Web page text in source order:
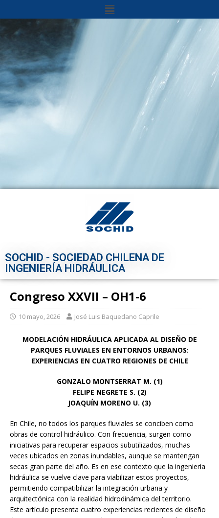
SOCHID - SOCIEDAD CHILENA DE
INGENIERÍA HIDRÁULICA
Congreso XXVII – OH1-6
10 mayo, 2026 José Luis Baquedano Caprile
MODELACIÓN HIDRÁULICA APLICADA AL DISEÑO DE
PARQUES FLUVIALES EN ENTORNOS URBANOS:
EXPERIENCIAS EN CUATRO REGIONES DE CHILE
GONZALO MONTSERRAT M. (1)
FELIPE NEGRETE S. (2)
JOAQUÍN MORENO U. (3)
En Chile, no todos los parques fluviales se conciben como
obras de control hidráulico. Con frecuencia, surgen como
iniciativas para recuperar espacios subutilizados, muchas
veces ubicados en zonas inundables, aunque se mantengan
secas gran parte del año. Es en ese contexto que la ingeniería
hidráulica se vuelve clave para viabilizar estos proyectos,
permitiendo compatibilizar la integración urbana y
arquitectónica con la realidad hidrodinámica del territorio.
Este artículo presenta cuatro experiencias recientes de diseño